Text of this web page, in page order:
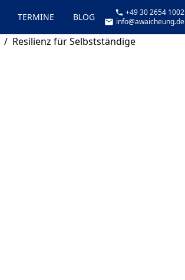
TERMINE BLOG
+49 30 2654 1002
info@awaicheung.de
/ Resilienz für Selbstständige